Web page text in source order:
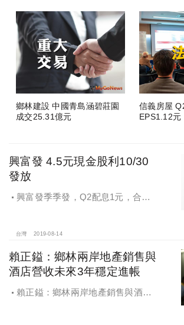
鄉林建設 中國青島涵碧莊園
成交25.31億元
信義房屋
EPS1.12元
興富發 4.5元現金股利10/30
發放
興富發季季發，Q2配息1元，合計
台灣 2019-08-14
賴正鎰：鄉林兩岸地產銷售與
酒店營收未來3年穩定進帳
賴正鎰：鄉林兩岸地產銷售與酒店